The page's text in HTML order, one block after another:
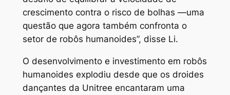
crescimento contra o risco de bolhas —uma
questão que agora também confronta o
setor de robôs humanoides”, disse Li.
O desenvolvimento e investimento em robôs
humanoides explodiu desde que os droides
dançantes da Unitree encantaram uma